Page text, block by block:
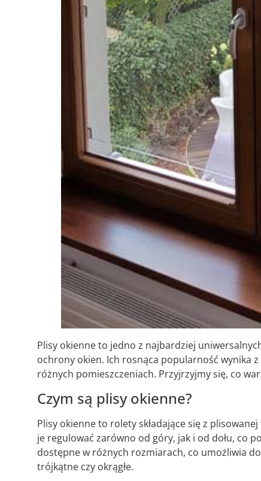
Plisy okienne to jedno z najbardziej
ochrony okien. Ich rosnąca popularność wynika
różnych pomieszczeniach. Przyjrzyjmy się, co
Czym są plisy okienne?
Plisy okienne to rolety składające się z
je regulować zarówno od góry, jak i od dołu, co
dostępne w różnych rozmiarach, co umożliwia
trójkątne czy okrągłe.